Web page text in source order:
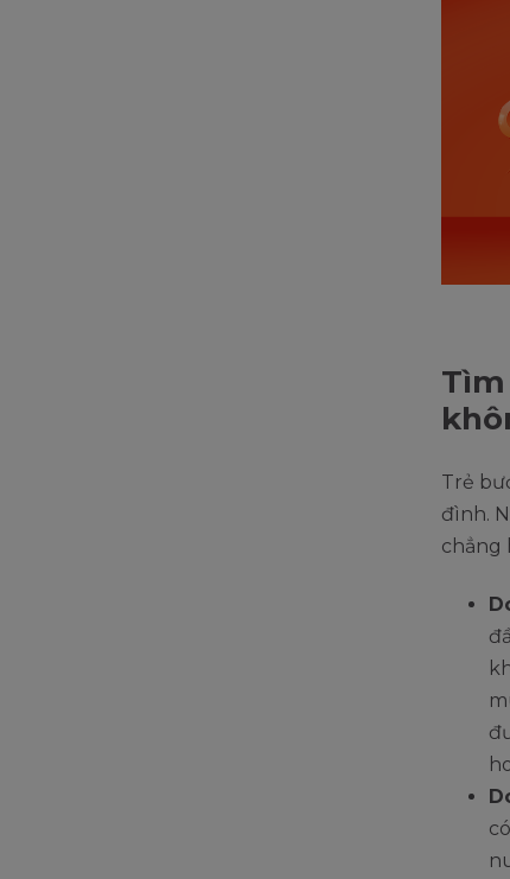
Trẻ
đình.
chẳng